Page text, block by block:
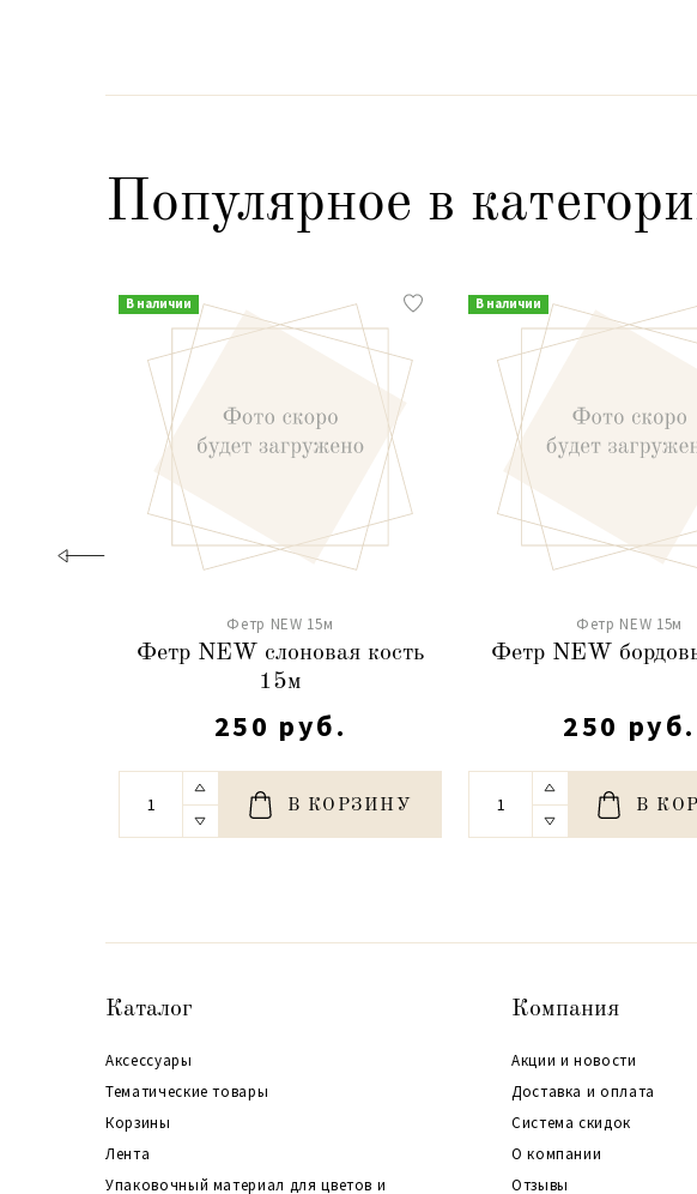
Популярное в
В наличии
Фетр NEW 15м
Фетр NEW слоновая кость
15м
250 руб.
В КОРЗИНУ
В наличии
Фетр NEW 15м
Фетр NEW
250 руб.
В
Каталог
Аксессуары
Тематические товары
Корзины
Лента
Упаковочный материал для цветов и
Компания
Акции и новости
Доставка и оплата
Система скидок
О компании
Отзывы